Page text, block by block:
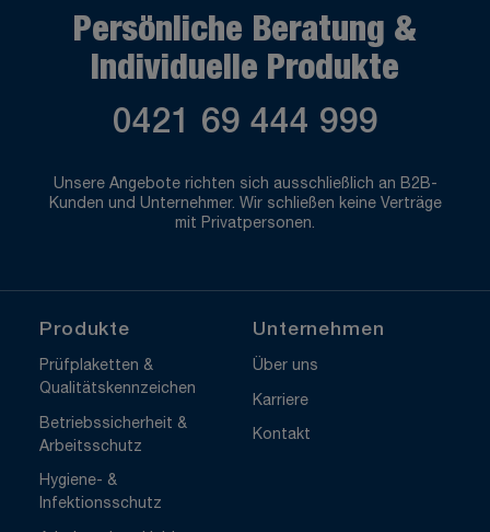
Persönliche Beratung &
Individuelle Produkte
0421 69 444 999
Unsere Angebote richten sich ausschließlich an B2B-
Kunden und Unternehmer. Wir schließen keine Verträge
mit Privatpersonen.
Produkte
Prüfplaketten &
Qualitätskennzeichen
Betriebssicherheit &
Arbeitsschutz
Hygiene- &
Infektionsschutz
Unternehmen
Über uns
Karriere
Kontakt